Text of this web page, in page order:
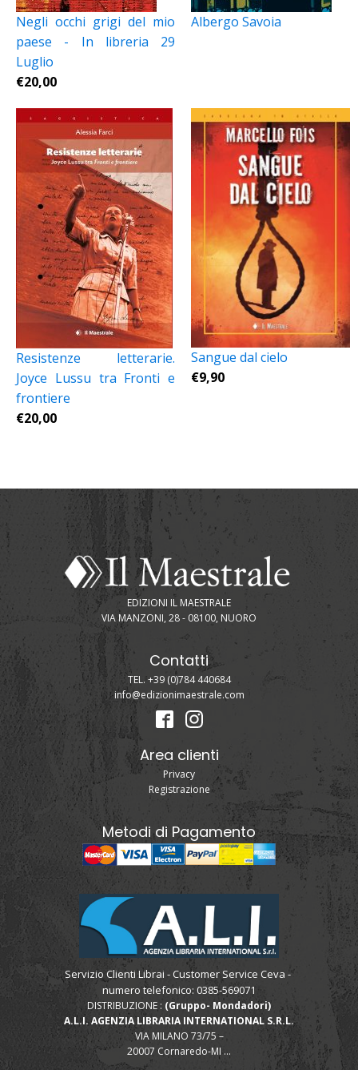
Negli occhi grigi del mio
paese - In libreria 29
Luglio
€20,00
Albergo Savoia
Resistenze letterarie.
Joyce Lussu tra Fronti e
frontiere
€20,00
Sangue dal cielo
€9,90
EDIZIONI IL MAESTRALE
VIA MANZONI, 28 - 08100, NUORO
Contatti
TEL. +39 (0)784 440684
info@edizionimaestrale.com
Area clienti
Privacy
Registrazione
Metodi di Pagamento
Servizio Clienti Librai - Customer Service Ceva -
numero telefonico: 0385-569071
DISTRIBUZIONE : (Gruppo- Mondadori)
A.L.I. AGENZIA LIBRARIA INTERNATIONAL S.R.L.
VIA MILANO 73/75 –
20007 Cornaredo-MI ...